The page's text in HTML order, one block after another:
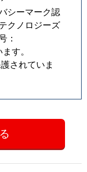
シーマーク認
クノロジーズ
：
す。
されていま